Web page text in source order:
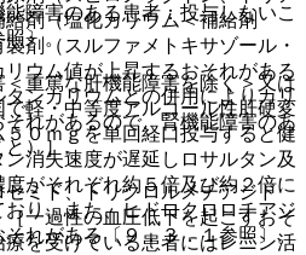
剤（塩化カリウム＜補給剤
剤（スルファメトキサゾール・
リウム値が上昇するおそれがある
タンカリウムとの併用によりカリ
れがあるので、腎機能障害のあ
）］。
ミド、トリクロルメチアジド
一過性の血圧低下を起こすおそ
を受けている患者にはレニン活
障害のある患者：投与しないこ
照〕。
重篤な肝機能障害を除く＞又は
軽・中等度アルコール性肝硬変
０ｍｇを単回経口投与すると健
消失速度が遅延しロサルタン及
がそれぞれ約５倍及び約２倍に
り、また、ヒドロクロロチアジ
れがある〔９．３．１参照〕。